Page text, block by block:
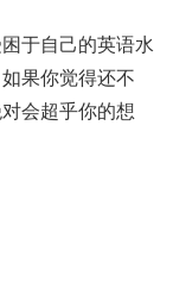
于自己的英语水
果你觉得还不
会超乎你的想